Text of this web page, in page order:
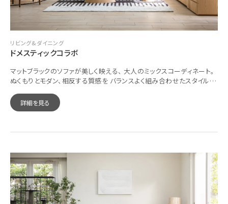
リビング&ダイニング
ドメスティックコラボ
マットブラックのソファが美しく映える、 大人のミックスコーディネート。
ぬくもりとモダン、相反する質感を バランスよく組み合わせたスタイルを
詳細を見る